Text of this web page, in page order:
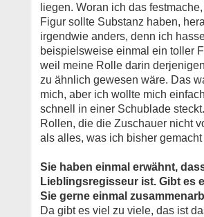
liegen. Woran ich das
Figur sollte Substanz haben,
irgendwie anders, denn ich
beispielsweise einmal ein toller
weil meine Rolle darin
zu ähnlich gewesen wäre. Das
mich, aber ich wollte mich
schnell in einer Schublade
Rollen, die die Zuschauer nicht
als alles, was ich bisher
Sie haben einmal erwähnt,
Lieblingsregisseur ist. Gibt es
Sie gerne einmal
Da gibt es viel zu viele, das ist